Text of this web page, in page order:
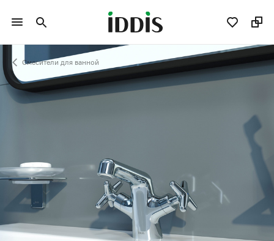
Смесители для ванной